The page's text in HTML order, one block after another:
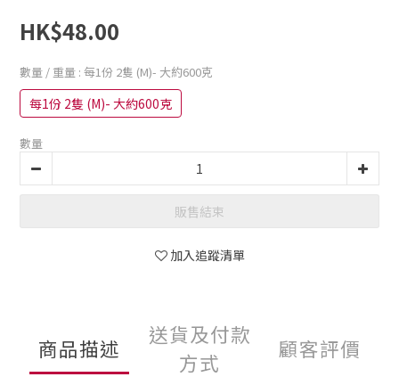
HK$48.00
數量 / 重量 : 每1份 2隻 (M)- 大約600克
每1份 2隻 (M)- 大約600克
數量
販售結束
加入追蹤清單
商品描述
送貨及付款
方式
顧客評價